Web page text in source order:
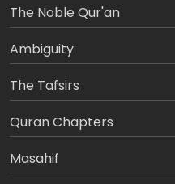
The Noble Qur'an
Ambiguity
The Tafsirs
َQuran Chapters
Masahif